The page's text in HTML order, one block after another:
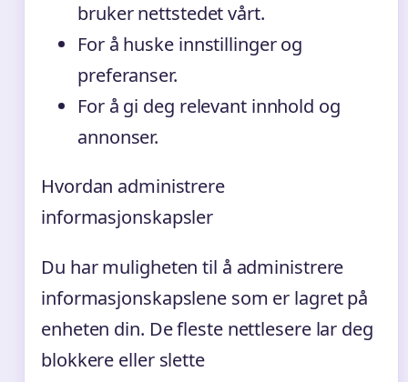
bruker nettstedet vårt.
For å huske innstillinger og
preferanser.
For å gi deg relevant innhold og
annonser.
Hvordan administrere
informasjonskapsler
Du har muligheten til å administrere
informasjonskapslene som er lagret på
enheten din. De fleste nettlesere lar deg
blokkere eller slette